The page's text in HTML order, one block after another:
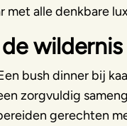
met alle denkbare
wildernis
bush dinner bij
zorgvuldig
gerechten